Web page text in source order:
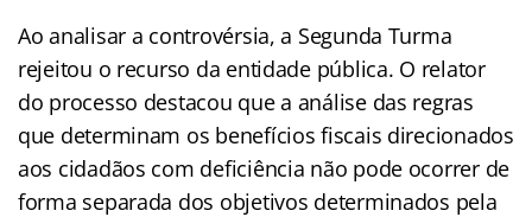
Ao analisar a controvérsia, a Segunda Turma
rejeitou o recurso da entidade pública. O relator
do processo destacou que a análise das regras
que determinam os benefícios fiscais direcionados
aos cidadãos com deficiência não pode ocorrer de
forma separada dos objetivos determinados pela